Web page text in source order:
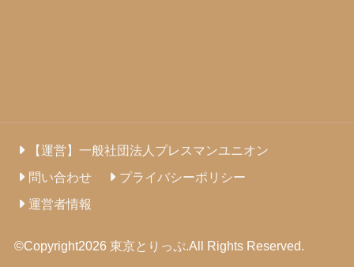
【運営】一般社団法人プレスマンユニオン
問い合わせ
プライバシーポリシー
運営者情報
©Copyright2026 東京とりっぷ.All Rights Reserved.